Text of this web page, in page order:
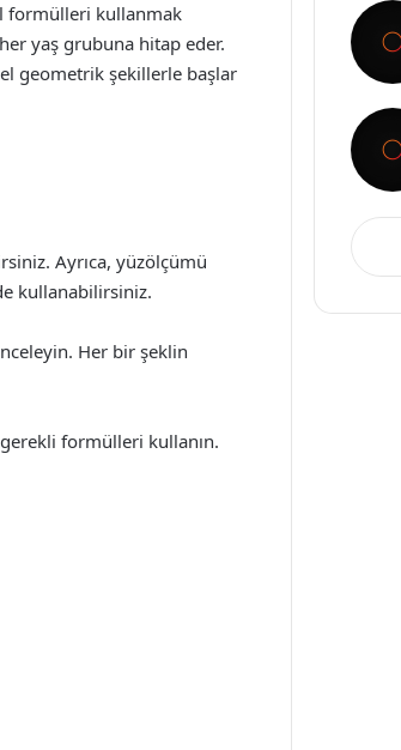
formülleri kullanmak
yaş grubuna hitap eder.
geometrik şekillerle başlar
Ayrıca, yüzölçümü
kullanabilirsiniz.
Her bir şeklin
formülleri kullanın.